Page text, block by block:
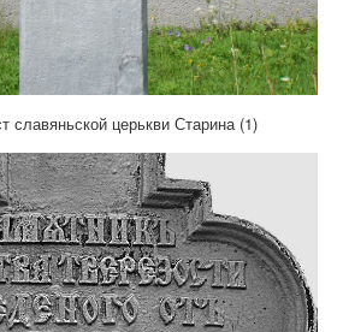
славяньской церькви Старина (1)